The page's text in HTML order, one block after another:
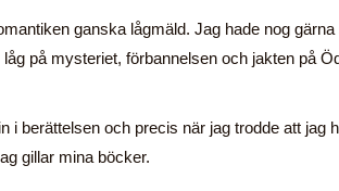
ganska lågmäld. Jag hade nog
på mysteriet, förbannelsen och jakten på
i berättelsen och precis när jag trodde att jag
gillar mina böcker.